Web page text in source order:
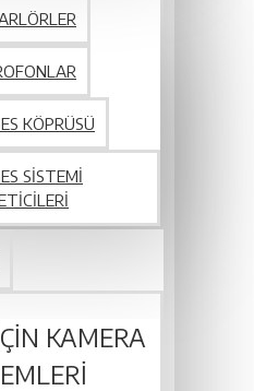
KÖPRÜSÜ
SISTEMI
KAMERA